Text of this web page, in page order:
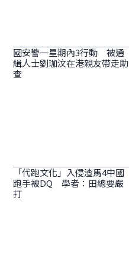
國安警一星期內3行動 被通
緝人士劉珈汶在港親友帶走助
查
「代跑文化」入侵渣馬4中國
跑手被DQ 學者：田總要嚴
打